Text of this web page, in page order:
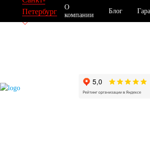
Петербург
О
компании
Блог